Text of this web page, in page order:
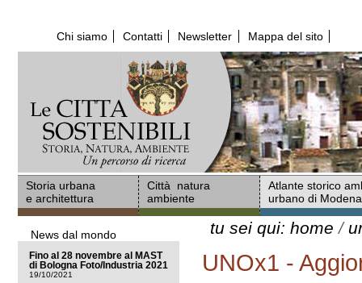
contenuti.
navigazione
Chi siamo Contatti Newsletter Mappa del sito
Storia urbana
e architettura
Città natura
ambiente
Atlante storico
urbano di Modena
News dal mondo
Fino al 28 novembre al MAST
di Bologna Foto/Industria 2021
19/10/2021
tu sei qui: home /
UNOx1 -